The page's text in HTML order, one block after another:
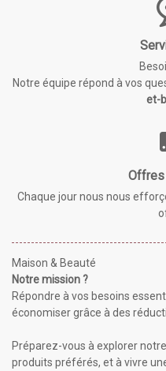
Notre équipe répond à vos
et-
Chaque jour nous nous
Maison & Beauté
Notre mission ?
Répondre à vos besoins
économiser grâce à des
Préparez-vous à explorer
produits préférés, et à vivre